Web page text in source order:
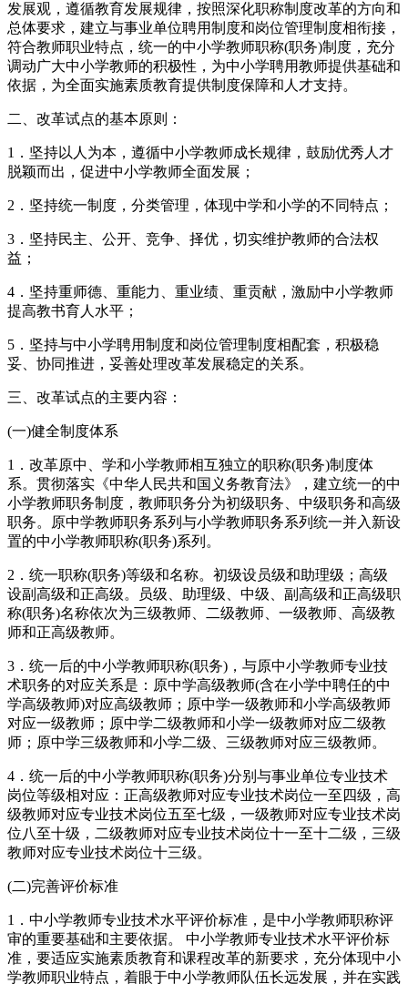
发展观，遵循教育发展规律，按照深化职称制度改革的方向和
总体要求，建立与事业单位聘用制度和岗位管理制度相衔接，
符合教师职业特点，统一的中小学教师职称(职务)制度，充分
调动广大中小学教师的积极性，为中小学聘用教师提供基础和
依据，为全面实施素质教育提供制度保障和人才支持。
二、改革试点的基本原则：
1．坚持以人为本，遵循中小学教师成长规律，鼓励优秀人才
脱颖而出，促进中小学教师全面发展；
2．坚持统一制度，分类管理，体现中学和小学的不同特点；
3．坚持民主、公开、竞争、择优，切实维护教师的合法权
益；
4．坚持重师德、重能力、重业绩、重贡献，激励中小学教师
提高教书育人水平；
5．坚持与中小学聘用制度和岗位管理制度相配套，积极稳
妥、协同推进，妥善处理改革发展稳定的关系。
三、改革试点的主要内容：
(一)健全制度体系
1．改革原中、学和小学教师相互独立的职称(职务)制度体
系。贯彻落实《中华人民共和国义务教育法》，建立统一的中
小学教师职务制度，教师职务分为初级职务、中级职务和高级
职务。原中学教师职务系列与小学教师职务系列统一并入新设
置的中小学教师职称(职务)系列。
2．统一职称(职务)等级和名称。初级设员级和助理级；高级
设副高级和正高级。员级、助理级、中级、副高级和正高级职
称(职务)名称依次为三级教师、二级教师、一级教师、高级教
师和正高级教师。
3．统一后的中小学教师职称(职务)，与原中小学教师专业技
术职务的对应关系是：原中学高级教师(含在小学中聘任的中
学高级教师)对应高级教师；原中学一级教师和小学高级教师
对应一级教师；原中学二级教师和小学一级教师对应二级教
师；原中学三级教师和小学二级、三级教师对应三级教师。
4．统一后的中小学教师职称(职务)分别与事业单位专业技术
岗位等级相对应：正高级教师对应专业技术岗位一至四级，高
级教师对应专业技术岗位五至七级，一级教师对应专业技术岗
位八至十级，二级教师对应专业技术岗位十一至十二级，三级
教师对应专业技术岗位十三级。
(二)完善评价标准
1．中小学教师专业技术水平评价标准，是中小学教师职称评
审的重要基础和主要依据。 中小学教师专业技术水平评价标
准，要适应实施素质教育和课程改革的新要求，充分体现中小
学教师职业特点，着眼于中小学教师队伍长远发展，并在实践